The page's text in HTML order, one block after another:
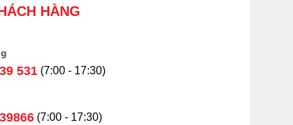
HÀNG
531 (7:00 - 17:30)
(7:00 - 17:30)